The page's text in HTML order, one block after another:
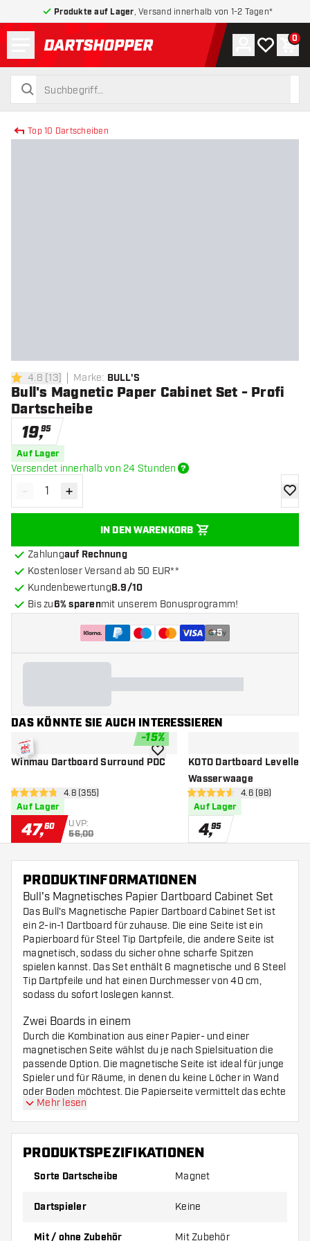
Produkte auf Lager , Versand innerhalb von 1-2 Tagen*
zurück zur Startseite
suchen
suchen
Konto
Meine 0
Top 10 Dartscheiben
4.8 Bewertungssterne
4.8 [13] Marke: BULL'S
Bull's Magnetic Paper Cabinet Set - Profi
Dartscheibe
19,95
Auf Lager
Versendet innerhalb von 24 Stunden
Menge verringern
- Menge erhöhen
+
IN DEN WARENKORB
Zur
Zahlungauf Rechnung
Kostenloser Versand ab 50 EUR**
Kundenbewertung8.9/10
Bis zu6% sparenmit unserem Bonusprogramm!
+5
DAS KÖNNTE SIE AUCH INTERESSIEREN
-15%
Winmau Dartboard Surround PDC
Bewertungsbereich öffnen
4.8 Bewertungssterne
4.8 (355)
Auf Lager
47,60 UVP:
56,00
Zur Wunschliste hinzufügen
KOTO Dartboard Leveller -
Wasserwaage
4.6 Bewertungssterne
4.6 (98)
Auf Lager
4,95
PRODUKTINFORMATIONEN
Bull's Magnetisches Papier Dartboard Cabinet Set
Das Bull's Magnetische Papier Dartboard Cabinet Set ist
ein 2-in-1 Dartboard für zuhause. Die eine Seite ist ein
Papierboard für Steel Tip Dartpfeile, die andere Seite ist
magnetisch, sodass du sicher ohne scharfe Spitzen
spielen kannst. Das Set enthält 6 magnetische und 6 Steel
Tip Dartpfeile und hat einen Durchmesser von 40 cm,
sodass du sofort loslegen kannst.
Zwei Boards in einem
Durch die Kombination aus einer Papier- und einer
magnetischen Seite wählst du je nach Spielsituation die
passende Option. Die magnetische Seite ist ideal für junge
Spieler und für Räume, in denen du keine Löcher in Wand
oder Boden möchtest. Die Papierseite vermittelt das echte
Dartgefühl für alle, die mit Steel Tip Pfeilen üben wollen.
So hast du die Funktion von zwei Boards in einem Kauf.
Was ist im Set enthalten?
1 doppelseitiges Dartboard (Papier und
6 magnetische Dartpfeile
Mehr lesen
PRODUKTSPEZIFIKATIONEN
Sorte Dartscheibe Magnet
Dartspieler Keine
Mit / ohne Zubehör Mit Zubehör